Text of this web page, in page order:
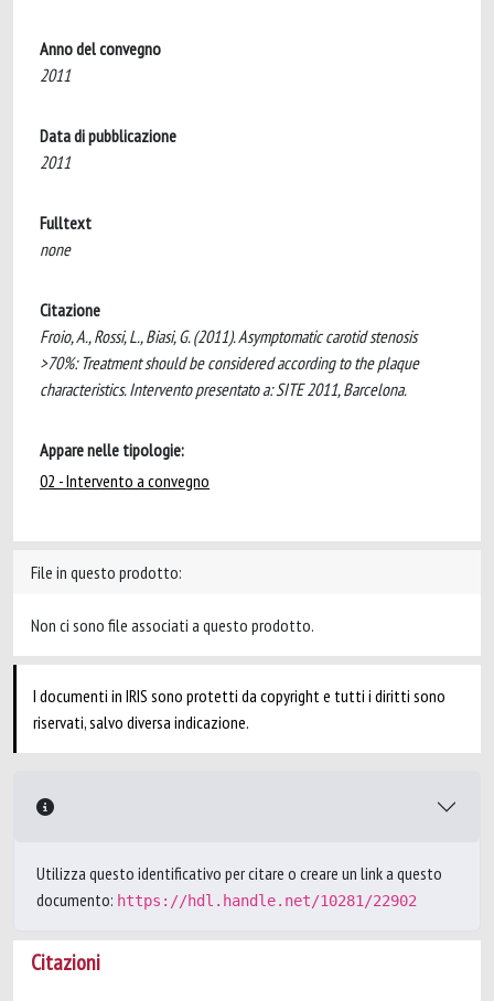
Anno del convegno
2011
Data di pubblicazione
2011
Fulltext
none
Citazione
Froio, A., Rossi, L., Biasi, G. (2011). Asymptomatic carotid stenosis
>70%: Treatment should be considered according to the plaque
characteristics. Intervento presentato a: SITE 2011, Barcelona.
Appare nelle tipologie:
02 - Intervento a convegno
File in questo prodotto:
Non ci sono file associati a questo prodotto.
I documenti in IRIS sono protetti da copyright e tutti i diritti sono
riservati, salvo diversa indicazione.
Utilizza questo identificativo per citare o creare un link a questo
documento: https://hdl.handle.net/10281/22902
Citazioni